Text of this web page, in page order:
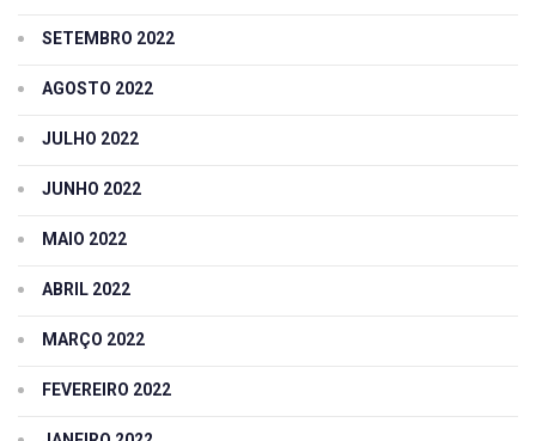
SETEMBRO 2022
AGOSTO 2022
JULHO 2022
JUNHO 2022
MAIO 2022
ABRIL 2022
MARÇO 2022
FEVEREIRO 2022